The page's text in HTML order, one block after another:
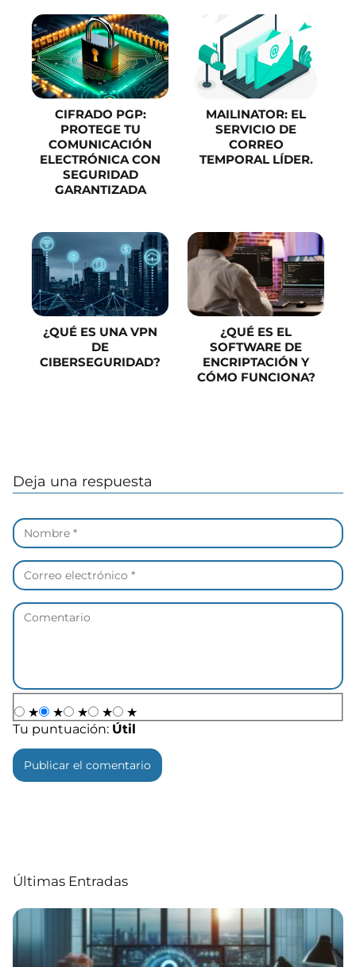
CIFRADO PGP:
PROTEGE TU
COMUNICACIÓN
ELECTRÓNICA CON
SEGURIDAD
GARANTIZADA
MAILINATOR: EL
SERVICIO DE
CORREO
TEMPORAL LÍDER.
¿QUÉ ES UNA VPN
DE
CIBERSEGURIDAD?
¿QUÉ ES EL
SOFTWARE DE
ENCRIPTACIÓN Y
CÓMO FUNCIONA?
Deja una respuesta
★ ★ ★ ★
★
Tu puntuación: Útil
Últimas Entradas